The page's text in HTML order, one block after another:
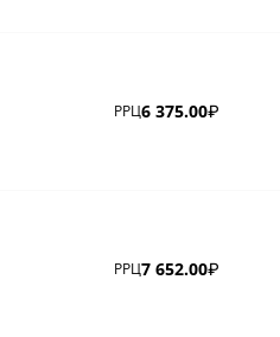
РРЦ6 375.00₽
РРЦ7 652.00₽